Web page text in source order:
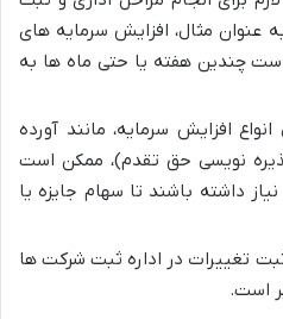
عنوان مثال، افزایش سرمایه های
ممکن است چندین هفته یا حتی ماه ها به
انواع افزایش سرمایه، مانند آورده
نویسی حق تقدم)، ممکن است
داشته باشند تا سهام جایزه یا
تغییرات در اداره ثبت شرکت ها
است.